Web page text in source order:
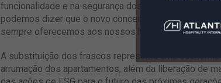
funcionalidade e na segurança dos produtos
podemos dizer que o novo conceito de
amenities
foi
sempre oferecemos aos nossos hóspedes.”, afirma
A substituição dos frascos representa uma
arrumação dos apartamentos, além da liberação de